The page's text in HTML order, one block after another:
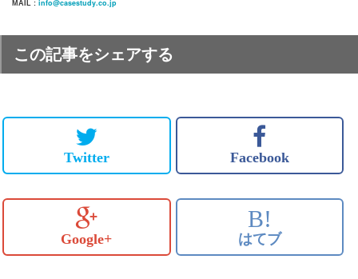
MAIL : info@casestudy.co.jp
この記事をシェアする
Twitter Facebook
Google+
B!
はてブ